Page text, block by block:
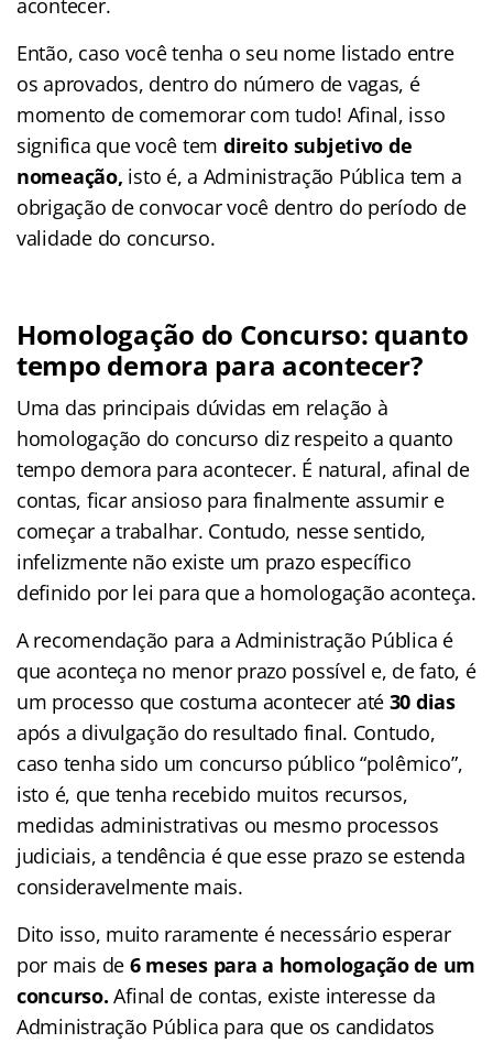
acontecer.
Então, caso você tenha o seu nome listado entre
os aprovados, dentro do número de vagas, é
momento de comemorar com tudo! Afinal, isso
significa que você tem direito subjetivo de
nomeação, isto é, a Administração Pública tem a
obrigação de convocar você dentro do período de
validade do concurso.
Homologação do Concurso: quanto
tempo demora para acontecer?
Uma das principais dúvidas em relação à
homologação do concurso diz respeito a quanto
tempo demora para acontecer. É natural, afinal de
contas, ficar ansioso para finalmente assumir e
começar a trabalhar. Contudo, nesse sentido,
infelizmente não existe um prazo específico
definido por lei para que a homologação aconteça.
A recomendação para a Administração Pública é
que aconteça no menor prazo possível e, de fato, é
um processo que costuma acontecer até 30 dias
após a divulgação do resultado final. Contudo,
caso tenha sido um concurso público “polêmico”,
isto é, que tenha recebido muitos recursos,
medidas administrativas ou mesmo processos
judiciais, a tendência é que esse prazo se estenda
consideravelmente mais.
Dito isso, muito raramente é necessário esperar
por mais de 6 meses para a homologação de um
concurso.Afinal de contas, existe interesse da
Administração Pública para que os candidatos